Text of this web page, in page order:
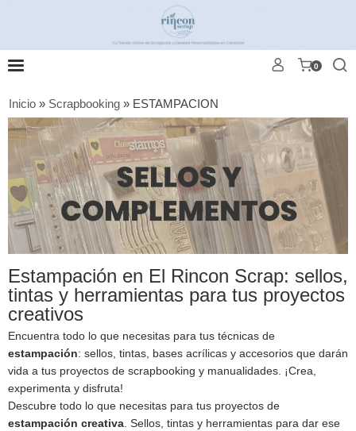
0
Inicio » Scrapbooking » ESTAMPACION
Estampación en El Rincon Scrap: sellos,
tintas y herramientas para tus proyectos
creativos
Encuentra todo lo que necesitas para tus técnicas de
estampación: sellos, tintas, bases acrílicas y accesorios que darán
vida a tus proyectos de scrapbooking y manualidades. ¡Crea,
experimenta y disfruta!
Descubre todo lo que necesitas para tus proyectos de
estampación creativa. Sellos, tintas y herramientas para dar ese